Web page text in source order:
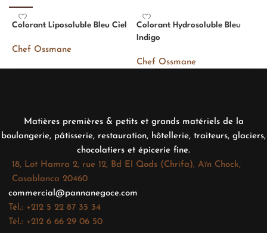
Colorant Liposoluble Bleu Ciel
Chef Ossmane
Colorant Hydrosoluble Bleu
Indigo
Chef Ossmane
Matières premières & petits et grands matériels de la
boulangerie, pâtisserie, restauration, hôtellerie, traiteurs, glaciers,
chocolatiers et épicerie fine.
18, Lot Hamra 2, rue 12, Bd El Qods (Chrifa), Aïn Chock,
Casablanca 20460
commercial@pannanegoce.com
Tél.: +212 5 22 87 35 34
Tél.: +212 6 66 29 06 50